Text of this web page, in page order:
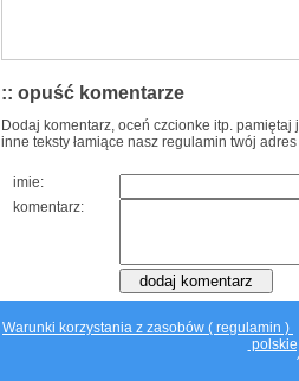
:: opuść komentarze
Dodaj komentarz, oceń czcionke itp.
inne teksty łamiące nasz regulamin twój
imie:
komentarz:
Warunki korzystania z zasobów ( regulamin )